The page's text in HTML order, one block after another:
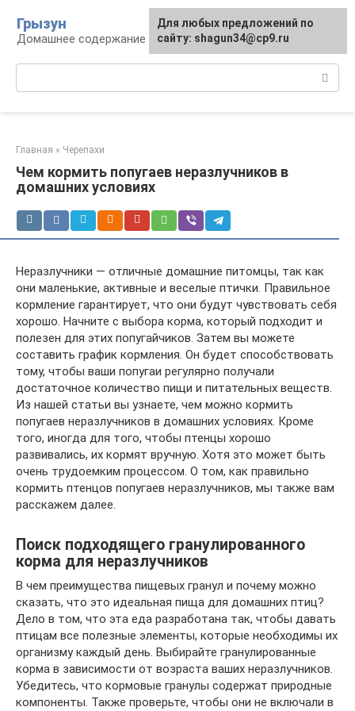
контенту
Грызун
Домашнее содержание грызунов
Главная » Черепахи
Чем кормить попугаев неразлучников в
домашних условиях
Неразлучники — отличные домашние питомцы, так как
они маленькие, активные и веселые птички. Правильное
кормление гарантирует, что они будут чувствовать себя
хорошо. Начните с выбора корма, который подходит и
полезен для этих попугайчиков. Затем вы можете
составить график кормления. Он будет способствовать
тому, чтобы ваши попугаи регулярно получали
достаточное количество пищи и питательных веществ.
Из нашей статьи вы узнаете, чем можно кормить
попугаев неразлучников в домашних условиях. Кроме
того, иногда для того, чтобы птенцы хорошо
развивались, их кормят вручную. Хотя это может быть
очень трудоемким процессом. О том, как правильно
кормить птенцов попугаев неразлучников, мы также вам
расскажем далее.
Поиск подходящего гранулированного
корма для неразлучников
В чем преимущества пищевых гранул и почему можно
сказать, что это идеальная пища для домашних птиц?
Дело в том, что эта еда разработана так, чтобы давать
птицам все полезные элементы, которые необходимы их
организму каждый день. Выбирайте гранулированные
корма в зависимости от возраста ваших неразлучников.
Убедитесь, что кормовые гранулы содержат природные
компоненты. Также проверьте, чтобы они не включали в
Для любых предложений по
сайту: shagun34@cp9.ru